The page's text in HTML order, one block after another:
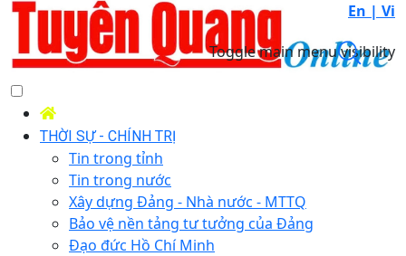
En | Vi
Toggle main menu visibility
THỜI SỰ - CHÍNH TRỊ
Tin trong tỉnh
Tin trong nước
Xây dựng Đảng - Nhà nước - MTTQ
Bảo vệ nền tảng tư tưởng của Đảng
Đạo đức Hồ Chí Minh